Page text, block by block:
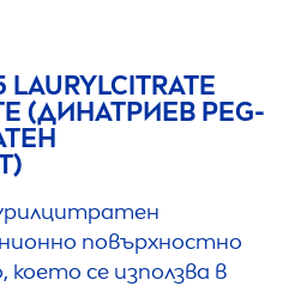
(ДИНАТРИЕВ PEG-
повърхностно
се използва в